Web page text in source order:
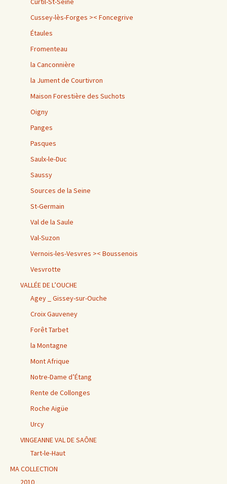
Cussey-lès-Forges >< Foncegrive
Étaules
Fromenteau
la Canconnière
la Jument de Courtivron
Maison Forestière des Suchots
Oigny
Panges
Pasques
Saulx-le-Duc
Saussy
Sources de la Seine
St-Germain
Val de la Saule
Val-Suzon
Vernois-les-Vesvres >< Boussenois
Vesvrotte
VALLÉE DE L’OUCHE
Agey _ Gissey-sur-Ouche
Croix Gauveney
Forêt Tarbet
la Montagne
Mont Afrique
Notre-Dame d’Étang
Rente de Collonges
Roche Aigüe
Urcy
VINGEANNE VAL DE SAÔNE
Tart-le-Haut
MA COLLECTION
2010